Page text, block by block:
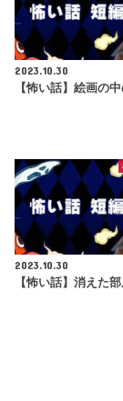
2023.10.30
【怖い話】絵画の
2023.10.30
【怖い話】消えた